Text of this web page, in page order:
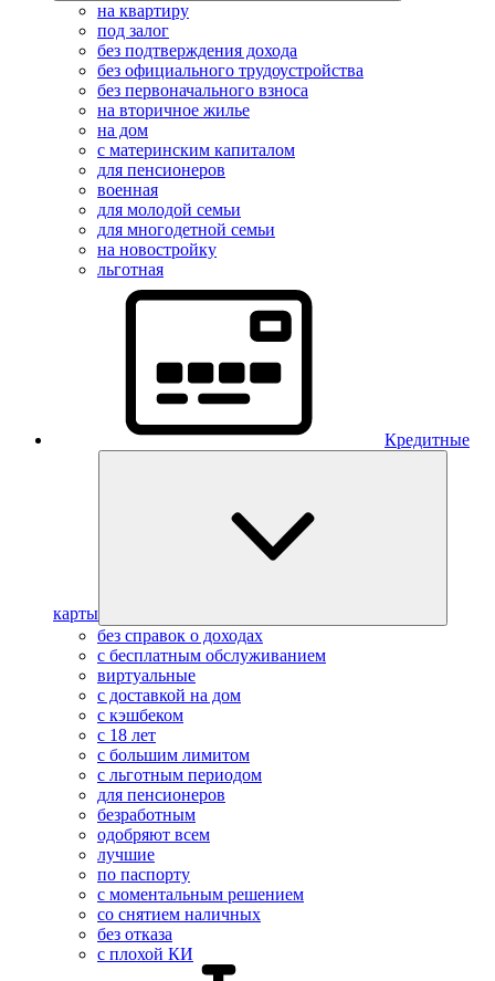
на квартиру
под залог
без подтверждения дохода
без официального трудоустройства
без первоначального взноса
на вторичное жилье
на дом
с материнским капиталом
для пенсионеров
военная
для молодой семьи
для многодетной семьи
на новостройку
льготная
Кредитные
карты
без справок о доходах
с бесплатным обслуживанием
виртуальные
с доставкой на дом
с кэшбеком
с 18 лет
с большим лимитом
с льготным периодом
для пенсионеров
безработным
одобряют всем
лучшие
по паспорту
с моментальным решением
со снятием наличных
без отказа
с плохой КИ